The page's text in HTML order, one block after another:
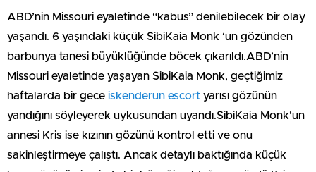
ABD’nin Missouri eyaletinde “kabus” denilebilecek bir olay
yaşandı. 6 yaşındaki küçük SibiKaia Monk ‘un gözünden
barbunya tanesi büyüklüğünde böcek çıkarıldı.ABD’nin
Missouri eyaletinde yaşayan SibiKaia Monk, geçtiğimiz
haftalarda bir gece iskenderun escort yarısı gözünün
yandığını söyleyerek uykusundan uyandı.SibiKaia Monk’un
annesi Kris ise kızının gözünü kontrol etti ve onu
sakinleştirmeye çalıştı. Ancak detaylı baktığında küçük